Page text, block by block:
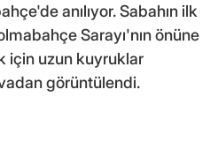
anılıyor. Sabahın ilk
Sarayı'nın önüne
için uzun kuyruklar
görüntülendi.